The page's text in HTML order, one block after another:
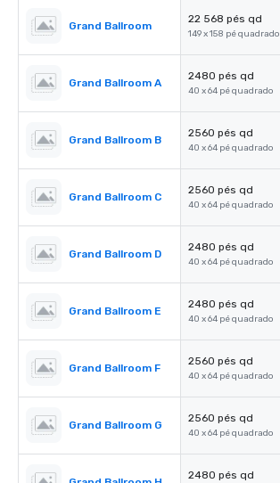
Grand Ballroom
22 568 pés qd
149 x 158 pé quadrado
Grand Ballroom A
2480 pés qd
40 x 64 pé quadrado
Grand Ballroom B
2560 pés qd
40 x 64 pé quadrado
Grand Ballroom C
2560 pés qd
40 x 64 pé quadrado
Grand Ballroom D
2480 pés qd
40 x 64 pé quadrado
Grand Ballroom E
2480 pés qd
40 x 64 pé quadrado
Grand Ballroom F
2560 pés qd
40 x 64 pé quadrado
Grand Ballroom G
2560 pés qd
40 x 64 pé quadrado
2480 pés qd